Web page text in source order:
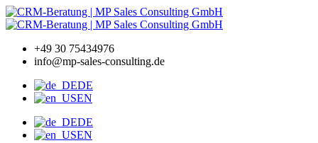
Zum
Inhalt
+49 30 75434976
info@mp-sales-consulting.de
DE
EN
DE
EN